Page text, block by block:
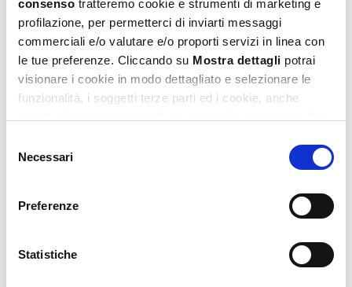
consenso tratteremo cookie e strumenti di marketing e
profilazione, per permetterci di inviarti messaggi
commerciali e/o valutare e/o proporti servizi in linea con
le tue preferenze. Cliccando su Mostra dettagli potrai
visionare i cookie in modo dettagliato e selezionare le
funzionalità, i soggetti terze parti ed i cookie, anche
Privacy e Cookie Policy,
dove potrai avere maggiori
informazioni e modificare le tue scelte. Potrai verificare e
modificare i tuoi consensi anche cliccando sul simbolo
della graffetta presente su ogni pagina
delNecessari
Preferenze
Statistiche
Barbie My Secret Diary